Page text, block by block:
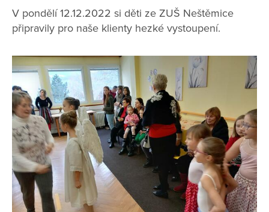
V pondělí 12.12.2022 si děti ze ZUŠ Neštěmice
připravily pro naše klienty hezké vystoupení.